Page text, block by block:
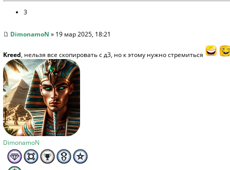
3
DimonamoN » 19 мар 2025, 18:21
Kreed, нельзя все скопировать с д3, но к этому нужно стремиться
DimonamoN